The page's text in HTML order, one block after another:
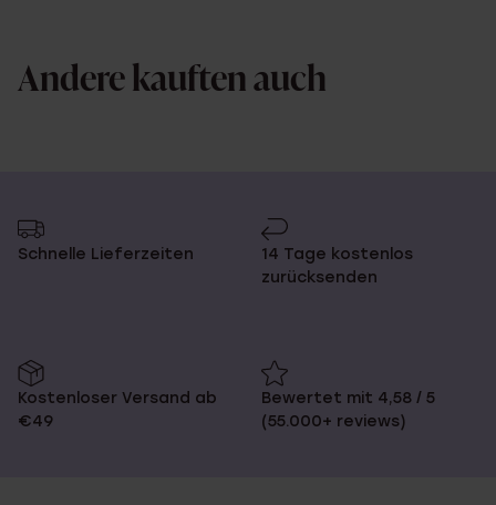
Andere kauften auch
Schnelle Lieferzeiten
14 Tage kostenlos
zurücksenden
Kostenloser Versand ab
€49
Bewertet mit 4,58 / 5
(55.000+ reviews)